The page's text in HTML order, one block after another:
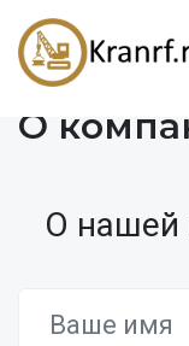
О
О нашей